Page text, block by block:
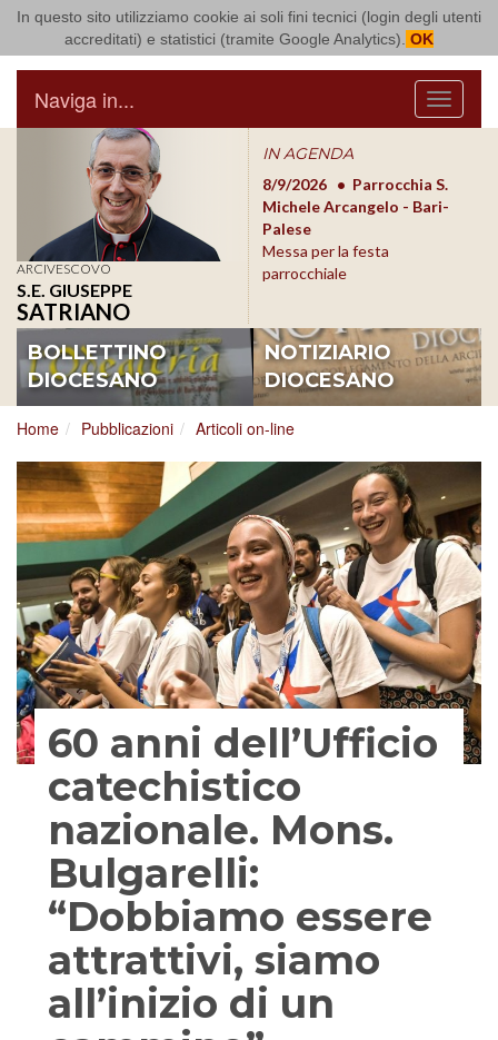
In questo sito utilizziamo cookie ai soli fini tecnici (login degli utenti
accreditati) e statistici (tramite Google Analytics). OK
Arcidiocesi di Bari Bitonto
Menu
Naviga in...
ARCIVESCOVO
S.E. GIUSEPPE
SATRIANO
IN AGENDA
8/17/2026
Conversano
Conferenza Episcopale
Pugliese
8/9/2026
Parrocchia S.
Michele Arcangelo - Bari-
Palese
Messa per la festa
parrocchiale
BOLLETTINO
DIOCESANO
NOTIZIARIO
DIOCESANO
Home Pubblicazioni Articoli on-line
60 anni dell’Ufficio
catechistico
nazionale. Mons.
Bulgarelli:
“Dobbiamo essere
attrattivi, siamo
all’inizio di un